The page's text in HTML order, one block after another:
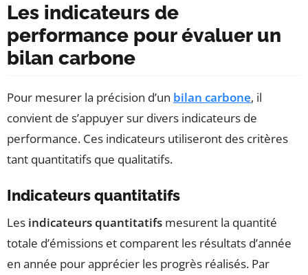
Les indicateurs de
performance pour évaluer un
bilan carbone
Pour mesurer la précision d’un bilan carbone, il
convient de s’appuyer sur divers indicateurs de
performance. Ces indicateurs utiliseront des critères
tant quantitatifs que qualitatifs.
Indicateurs quantitatifs
Les indicateurs quantitatifs mesurent la quantité
totale d’émissions et comparent les résultats d’année
en année pour apprécier les progrès réalisés. Par